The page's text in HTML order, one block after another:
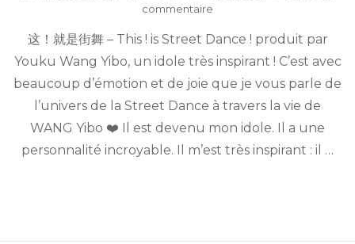
commentaire
Dance
of
China
–
Wang
这！就是街舞 – This ! is Street Dance ! produit par
Youku Wang Yibo, un idole très inspirant ! C’est avec
beaucoup d’émotion et de joie que je vous parle de
l’univers de la Street Dance à travers la vie de
WANG Yibo ❤️ Il est devenu mon idole. Il a une
personnalité incroyable. Il m’est très inspirant : il …